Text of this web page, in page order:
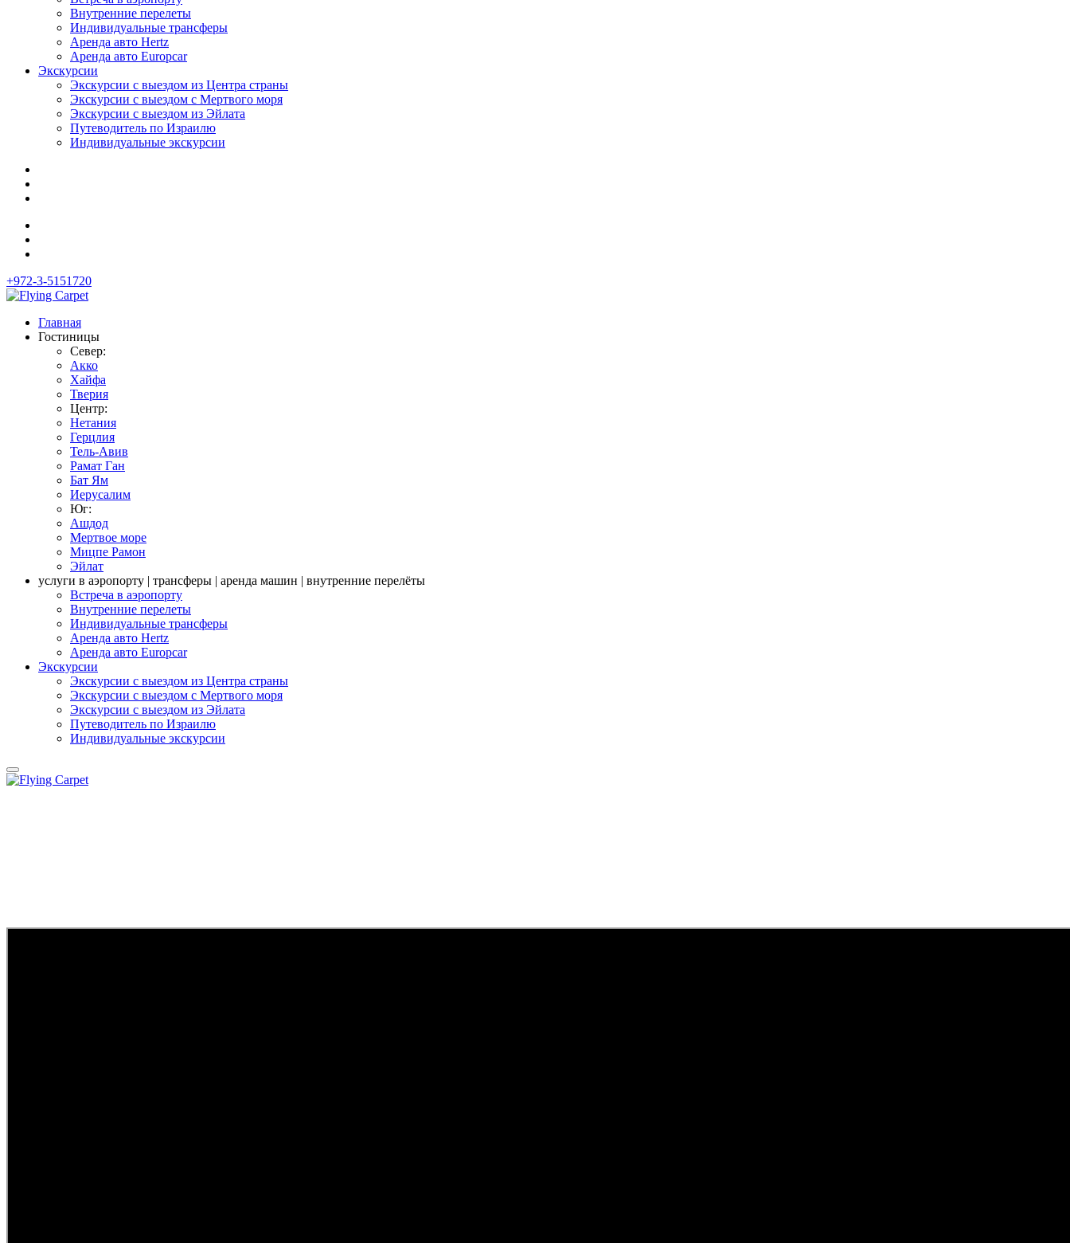
Внутренние перелеты
Индивидуальные трансферы
Аренда авто Hertz
Аренда авто Europcar
Экскурсии
Экскурсии с выездом из Центра страны
Экскурсии с выездом c Мертвого моря
Экскурсии с выездом из Эйлата
Путеводитель по Израилю
Индивидуальные экскурсии
+972-3-5151720
Главная
Гостиницы
Север:
Акко
Хайфа
Тверия
Центр:
Нетания
Герцлия
Тель-Авив
Рамат Ган
Бат Ям
Иерусалим
Юг:
Ашдод
Мертвое море
Мицпе Рамон
Эйлат
услуги в аэропорту | трансферы | аренда машин | внутренние перелёты
Встреча в аэропорту
Внутренние перелеты
Индивидуальные трансферы
Аренда авто Hertz
Аренда авто Europcar
Экскурсии
Экскурсии с выездом из Центра страны
Экскурсии с выездом c Мертвого моря
Экскурсии с выездом из Эйлата
Путеводитель по Израилю
Индивидуальные экскурсии